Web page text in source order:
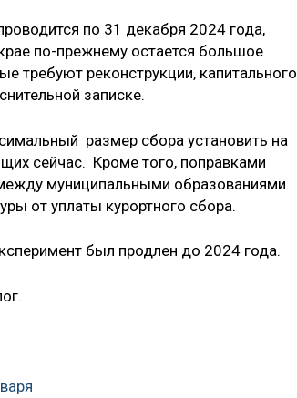
по 31 декабря 2024 года,
по-прежнему остается большое
требуют реконструкции, капитального
записке.
размер сбора установить на
сейчас. Кроме того, поправками
муниципальными образованиями
от уплаты курортного сбора.
был продлен до 2024 года.